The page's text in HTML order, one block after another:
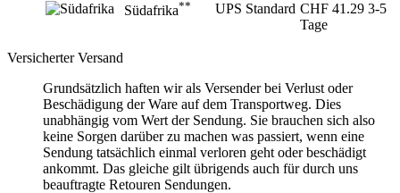
Südafrika** UPS Standard CHF 41.29 3-5
Tage
Versicherter Versand
Grundsätzlich haften wir als Versender bei Verlust oder
Beschädigung der Ware auf dem Transportweg. Dies
unabhängig vom Wert der Sendung. Sie brauchen sich also
keine Sorgen darüber zu machen was passiert, wenn eine
Sendung tatsächlich einmal verloren geht oder beschädigt
ankommt. Das gleiche gilt übrigends auch für durch uns
beauftragte Retouren Sendungen.